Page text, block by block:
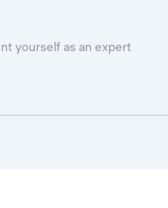
yourself as an expert